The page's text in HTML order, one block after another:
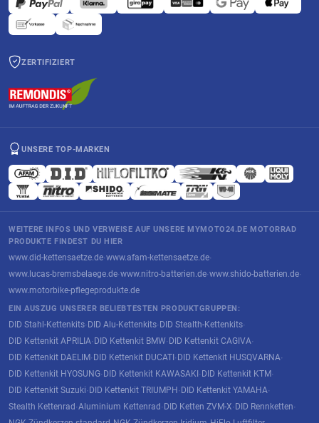
ZERTIFIZIERT
UNSERE TOP-MARKEN
WEITERE INFOS UND VERWEISE AUF UNSERE MYMOTO24.DE MOTORRAD
PRODUKTE FINDEST DU HIER
www.did-kettensaetze.de·www.afam-kettensaetze.de·
www.lucas-bremsbelaege.de·www.nitro-batterien.de·www.shido-batterien.de·
www.motorbike-pflegeprodukte.de
EIN AUSZUG UNSERER BELIEBTESTEN PRODUKTGRUPPEN:
DID Stahl-Kettenkits· DID Alu-Kettenkits· DID Stealth-Kettenkits·
DID Kettenkit APRILIA· DID Kettenkit BMW· DID Kettenkit CAGIVA·
DID Kettenkit DAELIM· DID Kettenkit DUCATI· DID Kettenkit HUSQVARNA·
DID Kettenkit HYOSUNG· DID Kettenkit KAWASAKI· DID Kettenkit KTM·
DID Kettenkit Suzuki· DID Kettenkit TRIUMPH· DID Kettenkit YAMAHA·
Stealth Kettenrad·Aluminium Kettenrad· DID Ketten ZVM-X· DID Rennketten·